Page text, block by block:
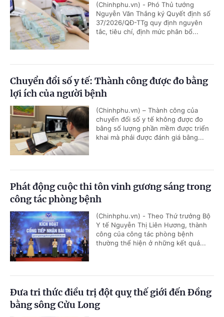
(Chinhphu.vn) - Phó Thủ tướng
Nguyễn Văn Thắng ký Quyết định số
37/2026/QĐ-TTg quy định nguyên
tắc, tiêu chí, định mức phân bổ...
Chuyển đổi số y tế: Thành công được đo bằng
lợi ích của người bệnh
(Chinhphu.vn) – Thành công của
chuyển đổi số y tế không được đo
bằng số lượng phần mềm được triển
khai mà phải được đánh giá bằng...
Phát động cuộc thi tôn vinh gương sáng trong
công tác phòng bệnh
(Chinhphu.vn) - Theo Thứ trưởng Bộ
Y tế Nguyễn Thị Liên Hương, thành
công của công tác phòng bệnh
thường thể hiện ở những kết quả...
Đưa tri thức điều trị đột quỵ thế giới đến Đồng
bằng sông Cửu Long